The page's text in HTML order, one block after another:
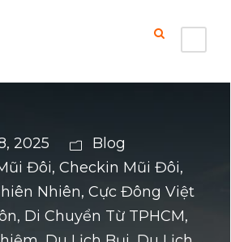
2025
Blog
Đôi, Checkin Mũi Đôi,
Nhiên, Cực Đông Việt
, Di Chuyển Từ TPHCM,